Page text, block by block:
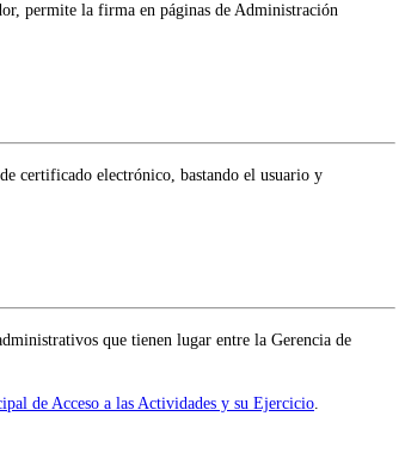
permite la firma en páginas de Administración
certificado electrónico, bastando el usuario y
que tienen lugar entre la Gerencia de
de Acceso a las Actividades y su Ejercicio.